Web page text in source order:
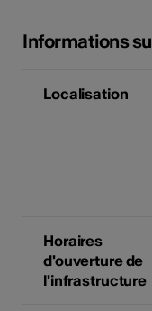
Informations
Localisation
Horaires
d'ouverture de
l'infrastructure